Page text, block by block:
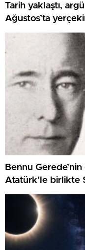
Tarih yaklaştı,
Ağustos’ta
Bennu
Atatürk’le birlikte
Gerede’nin